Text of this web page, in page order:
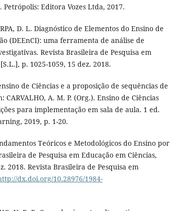
Editora Vozes Ltda, 2017.
D. L. Diagnóstico de Elementos do Ensino de
(DEEnCI): uma ferramenta de análise de
Revista Brasileira de Pesquisa em
p. 1025-1059, 15 dez. 2018.
de Ciências e a proposição de sequências de
A. M. P. (Org.). Ensino de Ciências
para implementação em sala de aula. 1 ed.
2019, p. 1-20.
Teóricos e Metodológicos do Ensino por
de Pesquisa em Educação em Ciências,
2018. Revista Brasileira de Pesquisa em
dx.doi.org/10.28976/1984-